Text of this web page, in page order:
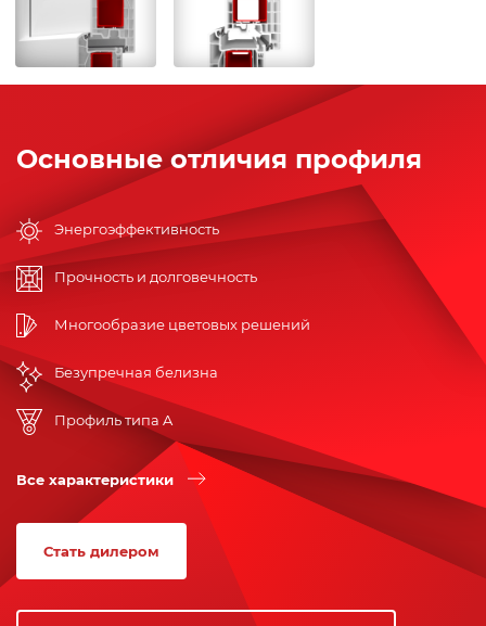
Основные отличия профиля
Энергоэффективность
Прочность и долговечность
Многообразие цветовых решений
Безупречная белизна
Профиль типа A
Все характеристики
Стать дилером